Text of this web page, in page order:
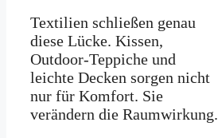
Textilien schließen genau
diese Lücke. Kissen,
Outdoor-Teppiche und
leichte Decken sorgen nicht
nur für Komfort. Sie
verändern die Raumwirkung.